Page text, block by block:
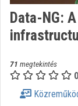
Közreműködők
Data-NG:
71 megtekintés